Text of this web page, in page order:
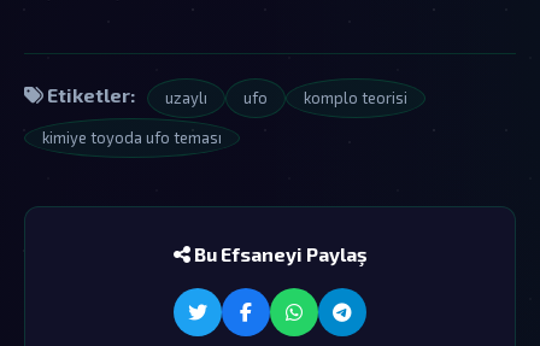
Etiketler: uzaylı ufo komplo teorisi
kimiye toyoda ufo teması
Bu Efsaneyi Paylaş